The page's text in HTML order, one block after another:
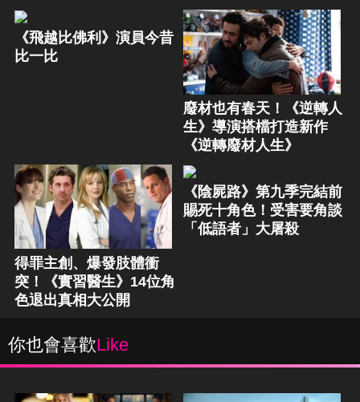
《飛越比佛利》演員今昔
比一比
廢材也有春天！《逆轉人
生》導演搭檔打造新作
《逆轉廢材人生》
得罪主創、爆發肢體衝
突！《實習醫生》14位角
色退出真相大公開
《陰屍路》第九季完結前
賜死十角色！受害要角談
「低語者」大屠殺
你也會喜歡Like